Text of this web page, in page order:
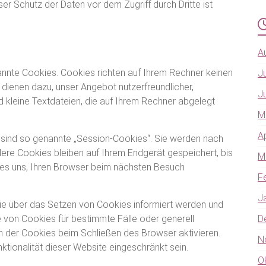
Schutz der Daten vor dem Zugriff durch Dritte ist
Cookies. Cookies richten auf Ihrem Rechner keinen
dazu, unser Angebot nutzerfreundlicher,
Textdateien, die auf Ihrem Rechner abgelegt
so genannte „Session-Cookies“. Sie werden nach
Cookies bleiben auf Ihrem Endgerät gespeichert, bis
uns, Ihren Browser beim nächsten Besuch
über das Setzen von Cookies informiert werden und
von Cookies für bestimmte Fälle oder generell
Cookies beim Schließen des Browser aktivieren.
dieser Website eingeschränkt sein.